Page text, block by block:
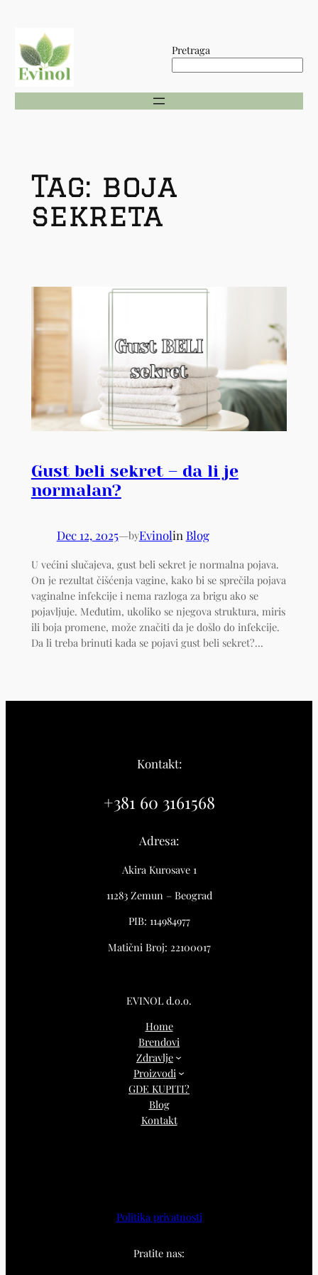
content
Pretraga
Tag: boja
sekreta
Gust beli sekret – da li je
normalan?
Dec 12, 2025—byEvinolin Blog
U većini slučajeva, gust beli sekret je normalna pojava.
On je rezultat čišćenja vagine, kako bi se sprečila pojava
vaginalne infekcije i nema razloga za brigu ako se
pojavljuje. Međutim, ukoliko se njegova struktura, miris
ili boja promene, može značiti da je došlo do infekcije.
Da li treba brinuti kada se pojavi gust beli sekret?…
Kontakt:
+381 60 3161568
Adresa:
Akira Kurosave 1
11283 Zemun – Beograd
PIB: 114984977
Matični Broj: 22100017
EVINOL d.o.o.
Home
Brendovi
Zdravlje
Proizvodi
GDE KUPITI?
Blog
Kontakt
Politika privatnosti
Pratite nas: